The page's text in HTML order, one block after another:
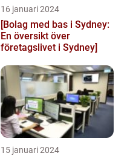
16 januari 2024
[Bolag med bas i Sydney:
En översikt över
företagslivet i Sydney]
15 januari 2024